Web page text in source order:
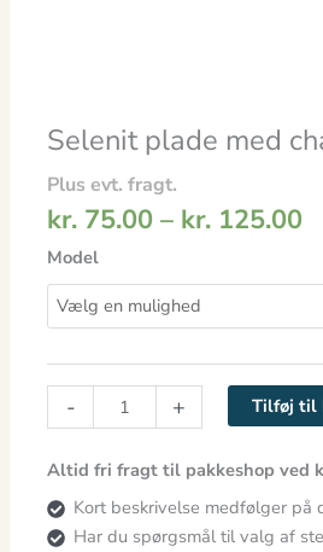
Selenit plade med
Plus evt. fragt.
kr. 75.00 – kr. 125.00
Model
- + Tilføj til
Altid fri fragt til pakkeshop ved
Kort beskrivelse medfølger på
Har du spørgsmål til valg af